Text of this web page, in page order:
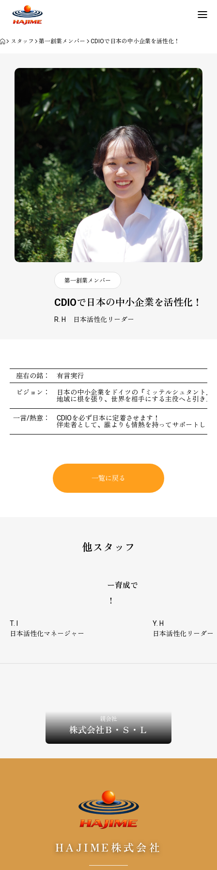
会社概要
事業内容
スタッフ 第一創業メンバー CDIOで日本の中小企業を活性化！
第一創業メンバー
CDIOで日本の中小企業を活性化！
R. H 日本活性化リーダー
座右の銘： 有言実行
ビジョン：
日本の中小企業をドイツの『ミッテルシュタント』
地域に根を張り、世界を相手にする主役へと引き上
一言/熱意：
CDIOを必ず日本に定着させます！
伴走者として、誰よりも情熱を持ってサポートしま
一覧に戻る
他スタッフ
プロジェクトマネージャー育成で
日本の中小企業を活性化！
T. I
日本活性化マネージャー
Y. H
日本活性化リーダー
親会社
株式会社Ｂ・Ｓ・Ｌ
HAJIME株式会社